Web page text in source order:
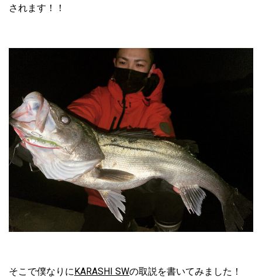
されます！！
そこで僕なりにKARASHI SWの取説を書いてみました！